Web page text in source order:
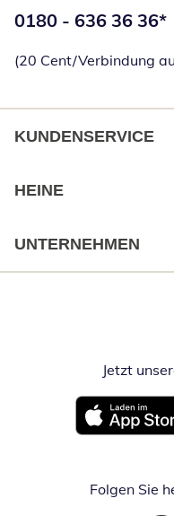
Telefonnummer:
0180 - 636 36 36*
(20 Cent/Verbindung
KUNDENSERVICE
HEINE
UNTERNEHMEN
Jetzt
Öffnet in
Folgen Sie